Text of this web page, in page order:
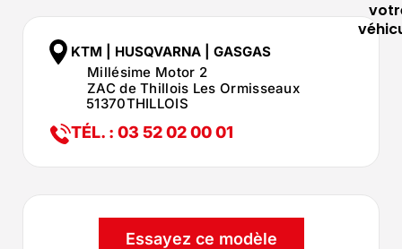
KTM | HUSQVARNA | GASGAS
Millésime Motor 2
ZAC de Thillois Les Ormisseaux
51370THILLOIS
TÉL. : 03 52 02 00 01
Essayez ce modèle